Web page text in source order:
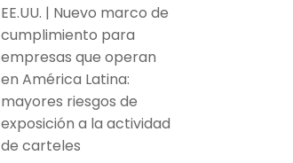
EE.UU. | Nuevo marco de
cumplimiento para
empresas que operan
en América Latina:
mayores riesgos de
exposición a la actividad
de carteles